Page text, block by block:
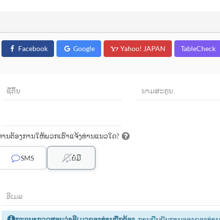
Facebook Google Yahoo! JAPAN TableCheck
ານຕ້ອງການໃຫ້ພວກເຮົາແຈ້ງທ່ານແນວໃດ?
SMS ບໍ່ມີ